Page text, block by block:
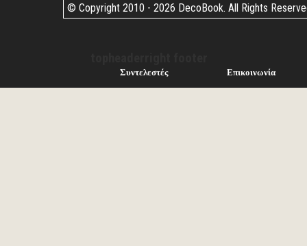
© Copyright 2010 - 2026 DecoBook. All Rights
Συντελεστές Επικοινωνία